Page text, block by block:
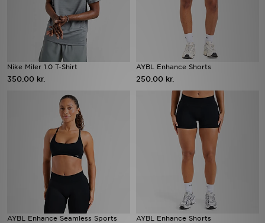
Nike Miler 1.0 T-Shirt
350.00 kr.
AYBL Enhance Shorts
250.00 kr.
AYBL Enhance Seamless Sports
AYBL Enhance Shorts